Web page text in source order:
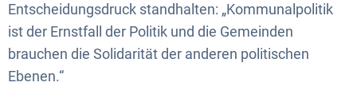
Entscheidungsdruck standhalten: „Kommunalpolitik
ist der Ernstfall der Politik und die Gemeinden
brauchen die Solidarität der anderen politischen
Ebenen.“